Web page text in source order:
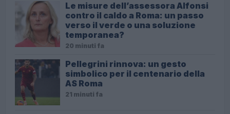
Le misure dell’assessora Alfonsi
contro il caldo a Roma: un passo
verso il verde o una soluzione
temporanea?
20 minuti fa
Pellegrini rinnova: un gesto
simbolico per il centenario della
AS Roma
21 minuti fa